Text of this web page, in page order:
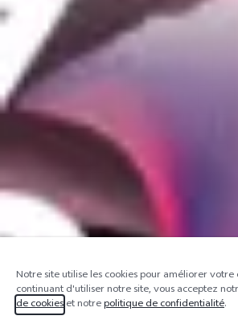
Notre site utilise les cookies pour améliorer votre
continuant d'utiliser notre site, vous acceptez
de cookieset notrepolitique de confidentialité.